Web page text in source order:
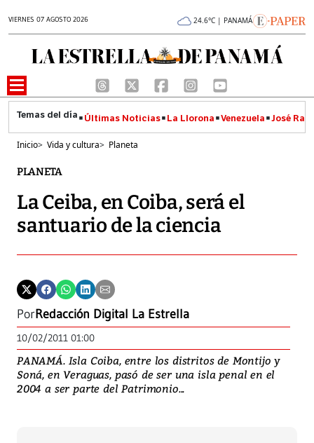
VIERNES 07 AGOSTO 2026 24.6°C | PANAMÁ
Últimas Noticias La Llorona Venezuela José
Inicio> Vida y cultura> Planeta
PLANETA
La Ceiba, en Coiba, será el
santuario de la ciencia
PorRedacción Digital La Estrella
10/02/2011 01:00
PANAMÁ. Isla Coiba, entre los distritos de Montijo y
Soná, en Veraguas, pasó de ser una isla penal en el
2004 a ser parte del Patrimonio...